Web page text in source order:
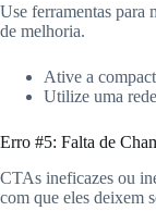
Use ferramentas para
de melhoria.
Ative a
Utilize uma
Erro #5: Falta de
CTAs ineficazes ou
com que eles deixem